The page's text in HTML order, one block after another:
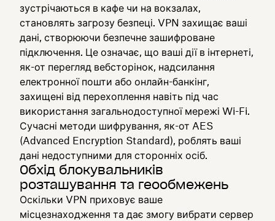
зустрічаються в кафе чи на вокзалах,
становлять загрозу безпеці. VPN захищає ваші
дані, створюючи безпечне зашифроване
підключення. Це означає, що ваші дії в інтернеті,
як-от перегляд вебсторінок, надсилання
електронної пошти або онлайн-банкінг,
захищені від перехоплення навіть під час
використання загальнодоступної мережі Wi-Fi.
Сучасні методи шифрування, як-от AES
(Advanced Encryption Standard), роблять ваші
дані недоступними для сторонніх осіб.
Обхід блокувальників
розташування та геообмежень
Оскільки VPN приховує ваше
місцезнаходження та дає змогу вибрати сервер